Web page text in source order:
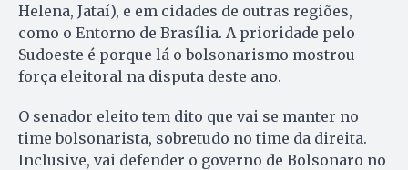
Helena, Jataí), e em cidades de outras regiões,
como o Entorno de Brasília. A prioridade pelo
Sudoeste é porque lá o bolsonarismo mostrou
força eleitoral na disputa deste ano.
O senador eleito tem dito que vai se manter no
time bolsonarista, sobretudo no time da direita.
Inclusive, vai defender o governo de Bolsonaro no